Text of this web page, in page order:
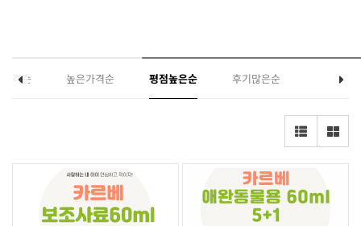
격순 높은가격순 평점높은순 후기많은순